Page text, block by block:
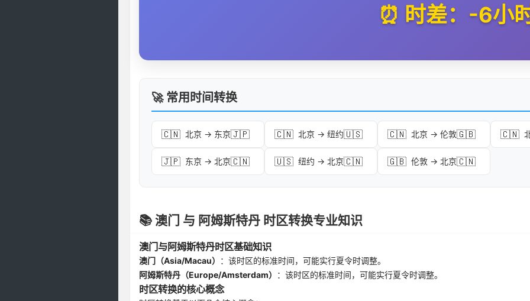
⏰ 时差：-6小
🚀 常用时间转换
🇨🇳 北京 → 东京🇯🇵 🇨🇳 北京 → 纽约🇺🇸 🇨🇳 北京 → 伦敦🇬🇧 🇨🇳
🇯🇵 东京 → 北京🇨🇳 🇺🇸 纽约 → 北京🇨🇳 🇬🇧 伦敦 → 北京🇨🇳
📚 澳门 与 阿姆斯特丹 时区转换专业知识
澳门与阿姆斯特丹时区基础知识
澳门（Asia/Macau）
：该时区的标准时间，可能实行夏令时调整。
阿姆斯特丹（Europe/Amsterdam）
：该时区的标准时间，可能实行夏令时调整。
时区转换的核心概念